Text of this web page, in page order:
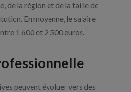
de la région et de la taille de
En moyenne, le salaire
1 600 et 2 500 euros.
peuvent évoluer vers des